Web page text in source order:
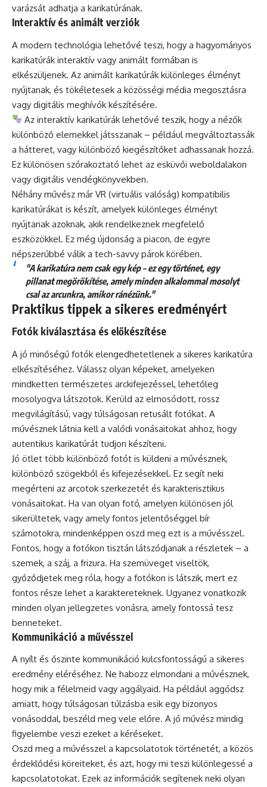
varázsát adhatja a karikatúrának.
Interaktív és animált verziók
A modern technológia lehetővé teszi, hogy a hagyományos
karikatúrák interaktív vagy animált formában is
elkészüljenek. Az animált karikatúrák különleges élményt
nyújtanak, és tökéletesek a közösségi média megosztásra
vagy digitális meghívók készítésére.
Az interaktív karikatúrák lehetővé teszik, hogy a nézők
különböző elemekkel játsszanak – például megváltoztassák
a hátteret, vagy különböző kiegészítőket adhassanak hozzá.
Ez különösen szórakoztató lehet az esküvői weboldalakon
vagy digitális vendégkönyvekben.
Néhány művész már VR (virtuális valóság) kompatibilis
karikatúrákat is készít, amelyek különleges élményt
nyújtanak azoknak, akik rendelkeznek megfelelő
eszközökkel. Ez még újdonság a piacon, de egyre
népszerűbbé válik a tech-savvy párok körében.
"A karikatúra nem csak egy kép – ez egy történet, egy
pillanat megörökítése, amely minden alkalommal mosolyt
csal az arcunkra, amikor ránézünk."
Praktikus tippek a sikeres eredményért
Fotók kiválasztása és előkészítése
A jó minőségű fotók elengedhetetlenek a sikeres karikatúra
elkészítéséhez. Válassz olyan képeket, amelyeken
mindketten természetes arckifejezéssel, lehetőleg
mosolyogva látszotok. Kerüld az elmosódott, rossz
megvilágítású, vagy túlságosan retusált fotókat. A
művésznek látnia kell a valódi vonásaitokat ahhoz, hogy
autentikus karikatúrát tudjon készíteni.
Jó ötlet több különböző fotót is küldeni a művésznek,
különböző szögekből és kifejezésekkel. Ez segít neki
megérteni az arcotok szerkezetét és karakterisztikus
vonásaitokat. Ha van olyan fotó, amelyen különösen jól
sikerültetek, vagy amely fontos jelentőséggel bír
számotokra, mindenképpen oszd meg ezt is a művésszel.
Fontos, hogy a fotókon tisztán látszódjanak a részletek – a
szemek, a száj, a frizura. Ha szemüveget viseltök,
győződjetek meg róla, hogy a fotókon is látszik, mert ez
fontos része lehet a karaktereteknek. Ugyanez vonatkozik
minden olyan jellegzetes vonásra, amely fontossá tesz
benneteket.
Kommunikáció a művésszel
A nyílt és őszinte kommunikáció kulcsfontosságú a sikeres
eredmény eléréséhez. Ne habozz elmondani a művésznek,
hogy mik a félelmeid vagy aggályaid. Ha például aggódsz
amiatt, hogy túlságosan túlzásba esik egy bizonyos
vonásoddal, beszéld meg vele előre. A jó művész mindig
figyelembe veszi ezeket a kéréseket.
Oszd meg a művésszel a kapcsolatotok történetét, a közös
érdeklődési köreiteket, és azt, hogy mi teszi különlegessé a
kapcsolatotokat. Ezek az információk segítenek neki olyan